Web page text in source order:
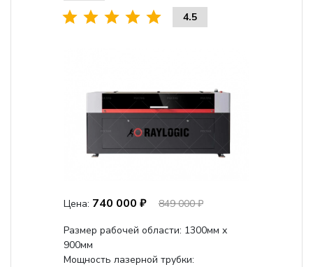
4.5
Цена: 740 000 ₽
849 000 ₽
Размер рабочей области: 1300мм х
900мм
Мощность лазерной трубки: